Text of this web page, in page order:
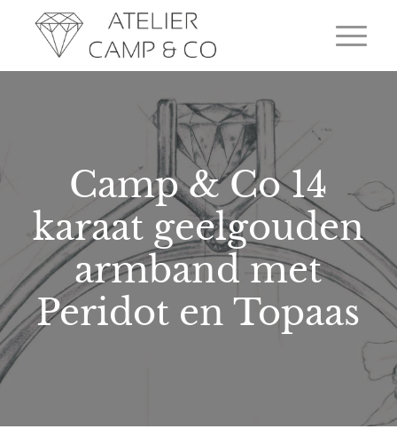
Camp & Co 14
karaat geelgouden
armband met
Peridot en Topaas